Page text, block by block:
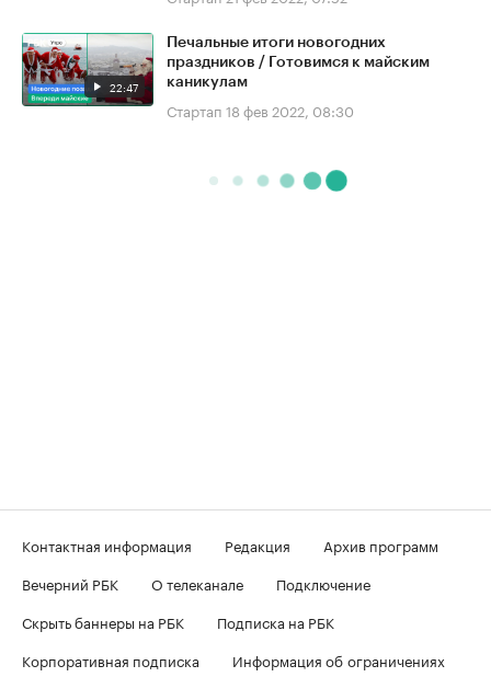
22:47
Печальные итоги новогодних
праздников / Готовимся к майским
каникулам
Стартап 18 фев 2022, 08:30
Контактная информация Редакция
Архив программ
Вечерний РБК
О телеканале
Подключение
Скрыть баннеры на РБК
Подписка на РБК
Корпоративная подписка
Информация об ограничениях